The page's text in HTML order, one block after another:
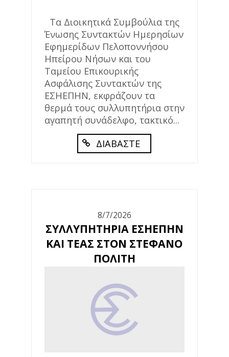
Τα Διοικητικά Συμβούλια της
Ένωσης Συντακτών Ημερησίων
Εφημερίδων Πελοποννήσου
Ηπείρου Νήσων και του
Ταμείου Επικουρικής
Ασφάλισης Συντακτών της
ΕΣΗΕΠΗΝ, εκφράζουν τα
θερμά τους συλλυπητήρια στην
αγαπητή συνάδελφο, τακτικό...
ΔΙΑΒΑΣΤΕ
8/7/2026
ΣΥΛΛΥΠΗΤΗΡΙΑ ΕΣΗΕΠΗΝ
ΚΑΙ ΤΕΑΣ ΣΤΟΝ ΣΤΕΦΑΝΟ
ΠΟΛΙΤΗ